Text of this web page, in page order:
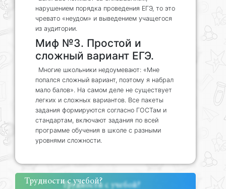
нарушением порядка проведения ЕГЭ, то это
чревато «неудом» и выведением учащегося
из аудитории.
Миф №3. Простой и
сложный вариант ЕГЭ.
Многие школьники недоумевают: «Мне
попался сложный вариант, поэтому я набрал
мало балов». На самом деле не существует
легких и сложных вариантов. Все пакеты
задания формируются согласно ГОСТам и
стандартам, включают задания по всей
программе обучения в школе с разными
уровнями сложности.
Трудности с учебой?